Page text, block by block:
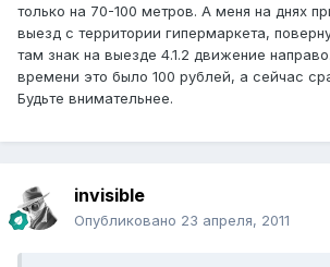
только на 70-100 метров. А меня на днях
выезд с территории гипермаркета,
там знак на выезде 4.1.2 движение
времени это было 100 рублей, а сейчас
Будьте внимательнее.
invisible
Опубликовано 23 апреля, 2011